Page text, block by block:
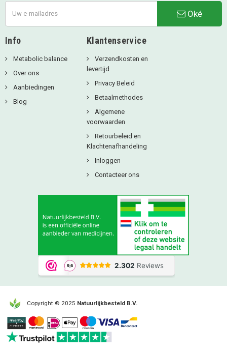
Oké
Info
Metabolic balance
Over ons
Aanbiedingen
Blog
Klantenservice
Verzendkosten en
levertijd
Privacy Beleid
Betaalmethodes
Algemene
voorwaarden
Retourbeleid en
Klachtenafhandeling
Inloggen
Contacteer ons
Copyright © 2025 Natuurlijkbesteld B.V.